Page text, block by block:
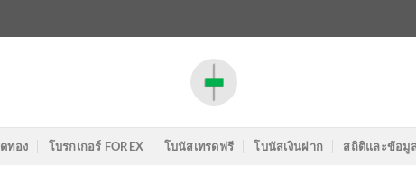
ทอง โบรกเกอร์ FOREX โบนัสเทรดฟรี โบนัสเงินฝาก สถิติและข้อมู